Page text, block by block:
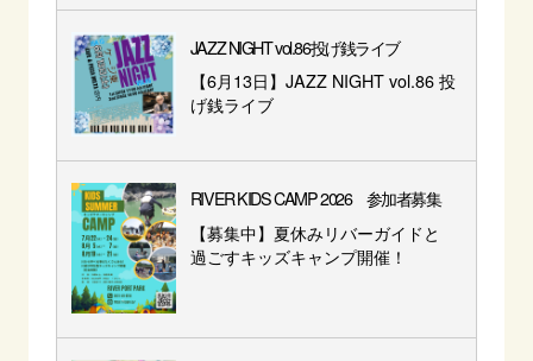
JAZZ NIGHT vol.86投げ銭ライブ
【6月13日】JAZZ NIGHT vol.86 投
げ銭ライブ
RIVER KIDS CAMP 2026 参加者募集
【募集中】夏休みリバーガイドと
過ごすキッズキャンプ開催！